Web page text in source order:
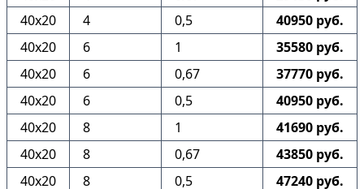
40х20
4 0,5
40950 руб.
40х20
6 1
35580 руб.
40х20
6 0,67
37770 руб.
40х20
6 0,5
40950 руб.
40х20
8 1
41690 руб.
40х20
8 0,67
43850 руб.
40х20
8 0,5
47240 руб.